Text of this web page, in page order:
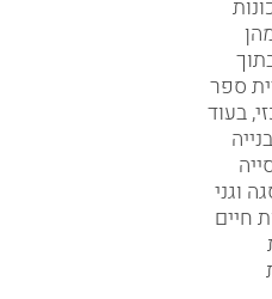
ספר
בעוד
וגני
חיים